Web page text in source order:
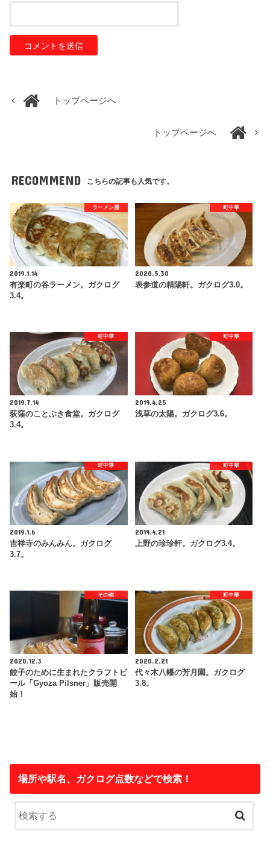
トップページへ
トップページへ
RECOMMEND こちらの記事も人気です。
ラーメン屋
2019.1.14
有楽町の谷ラーメン。ガクログ
3.4。
町中華
2020.5.30
表参道の精陽軒。ガクログ3.0。
町中華
2019.7.14
荻窪のことぶき食堂。ガクログ
3.4。
町中華
2019.4.25
浅草の太陽。ガクログ3.6。
町中華
2019.1.6
吉祥寺のみんみん。ガクログ
3.7。
町中華
2019.4.21
上野の珍珍軒。ガクログ3.4。
その他
2020.12.3
餃子のために生まれたクラフトビ
ール「Gyoza Pilsner」販売開
始！
町中華
2020.2.21
代々木八幡の芳月園。ガクログ
3.8。
場所や駅名、ガクログ点数などで検索！